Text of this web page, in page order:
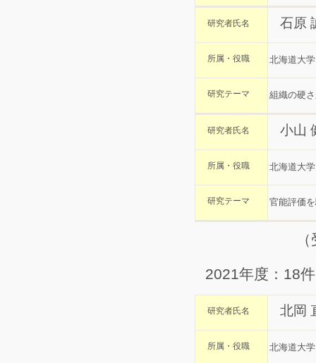
研究者氏名 石原
所属・役職 北海道大
研究テーマ 組織の硬
研究者氏名 小山
所属・役職 北海道大
研究テーマ 官能評価
2021年度：18
研究者氏名 北岡
所属・役職 北海道大